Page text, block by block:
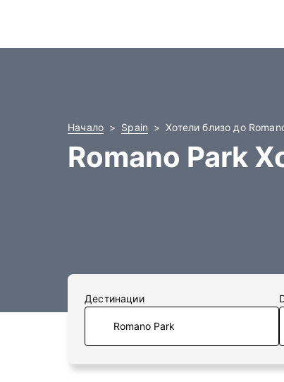
Начало Spain Хотели близо до
Romano Park
Дестинации